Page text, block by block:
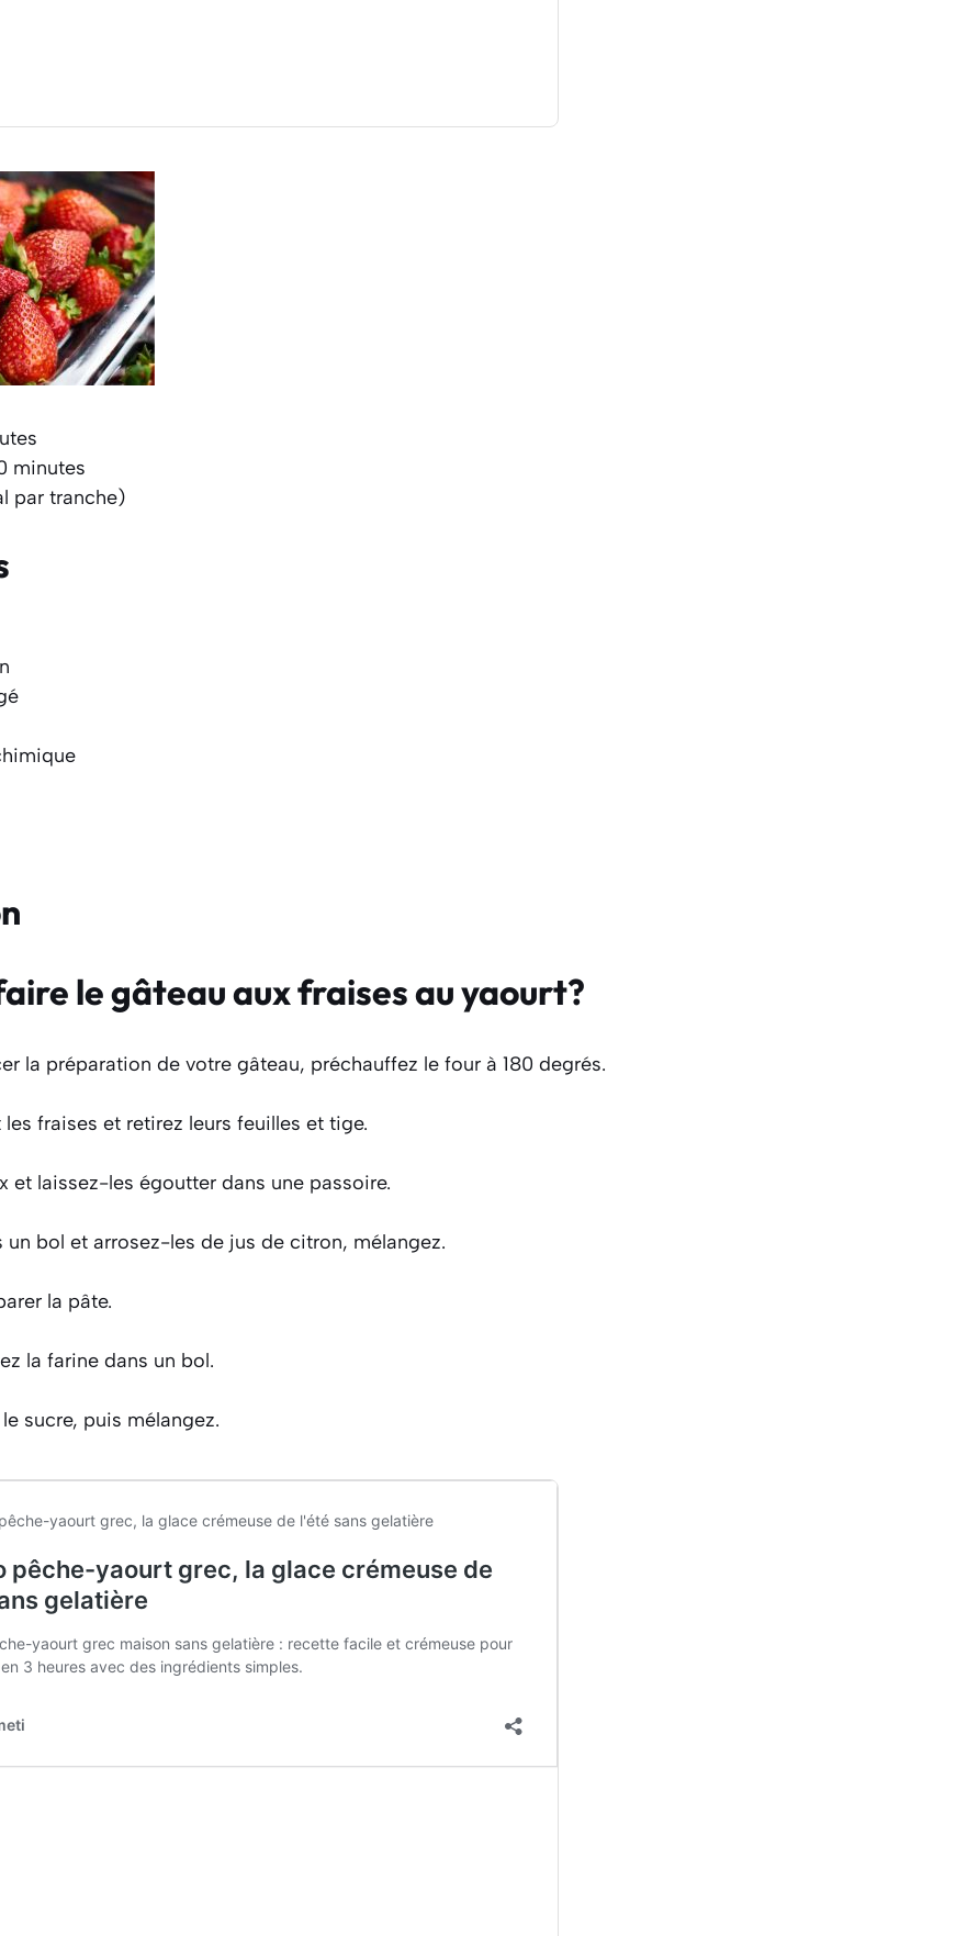
minutes
par tranche)
le gâteau aux fraises au yaourt?
la préparation de votre gâteau, préchauffez le four à 180 degrés.
fraises et retirez leurs feuilles et tige.
et laissez-les égoutter dans une passoire.
un bol et arrosez-les de jus de citron, mélangez.
la pâte.
la farine dans un bol.
sucre, puis mélangez.